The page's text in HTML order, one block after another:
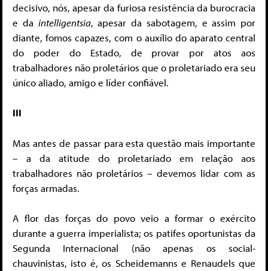
decisivo, nós, apesar da furiosa resistência da burocracia
e da intelligentsia, apesar da sabotagem, e assim por
diante, fomos capazes, com o auxílio do aparato central
do poder do Estado, de provar por atos aos
trabalhadores não proletários que o proletariado era seu
único aliado, amigo e líder confiável.
III
Mas antes de passar para esta questão mais importante
– a da atitude do proletariado em relação aos
trabalhadores não proletários – devemos lidar com as
forças armadas.
A flor das forças do povo veio a formar o exército
durante a guerra imperialista; os patifes oportunistas da
Segunda Internacional (não apenas os social-
chauvinistas, isto é, os Scheidemanns e Renaudels que